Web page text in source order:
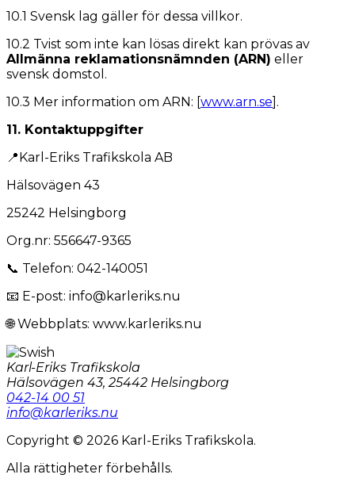
10.1 Svensk lag gäller för dessa villkor.
10.2 Tvist som inte kan lösas direkt kan prövas av
Allmänna reklamationsnämnden (ARN) eller
svensk domstol.
10.3 Mer information om ARN: [www.arn.se].
11. Kontaktuppgifter
📍Karl-Eriks Trafikskola AB
Hälsovägen 43
25242 Helsingborg
Org.nr: 556647-9365
📞 Telefon: 042-140051
📧 E-post: info@karleriks.nu
🌐 Webbplats: www.karleriks.nu
Karl-Eriks Trafikskola
Hälsovägen 43, 25442 Helsingborg
042-14 00 51
info@karleriks.nu
Copyright © 2026 Karl-Eriks Trafikskola.
Alla rättigheter förbehålls.